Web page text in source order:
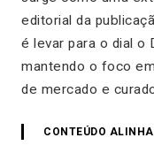
editorial da
é levar para o dial o
mantendo o foco
de mercado e
CONTEÚDO